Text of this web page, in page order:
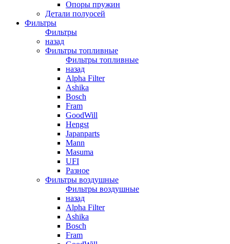
Опоры пружин
Детали полуосей
Фильтры
Фильтры
назад
Фильтры топливные
Фильтры топливные
назад
Alpha Filter
Ashika
Bosch
Fram
GoodWill
Hengst
Japanparts
Mann
Masuma
UFI
Разное
Фильтры воздушные
Фильтры воздушные
назад
Alpha Filter
Ashika
Bosch
Fram